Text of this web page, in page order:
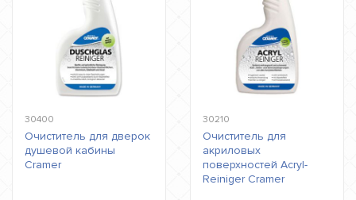
30400
Очиститель для дверок
душевой кабины
Cramer
30210
Очиститель для
акриловых
поверхностей Acryl-
Reiniger Cramer